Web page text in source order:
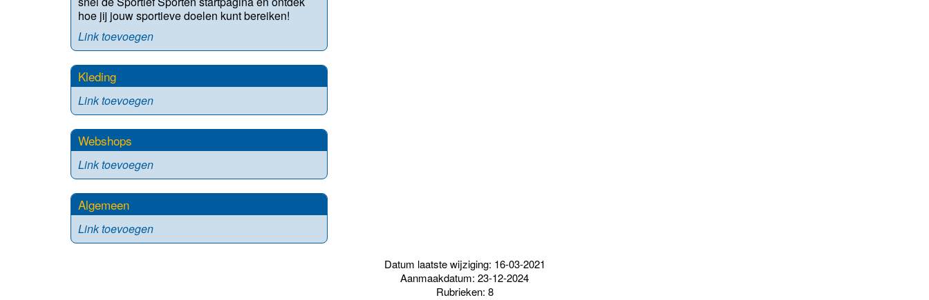
hoe jij jouw sportieve doelen kunt bereiken!
Link toevoegen
Kleding
Link toevoegen
Webshops
Link toevoegen
Algemeen
Link toevoegen
Datum laatste wijziging: 16-03-2021
Aanmaakdatum: 23-12-2024
Rubrieken: 8